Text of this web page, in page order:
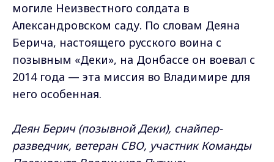
могиле Неизвестного солдата в
Александровском саду. По словам Деяна
Берича, настоящего русского воина с
позывным «Деки», на Донбассе он воевал с
2014 года — эта миссия во Владимире для
него особенная.
Деян Берич (позывной Деки), снайпер-
разведчик, ветеран СВО, участник Команды